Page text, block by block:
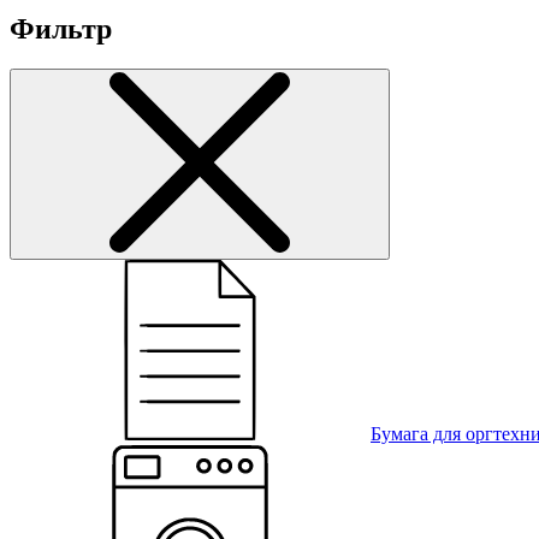
Фильтр
Бумага для